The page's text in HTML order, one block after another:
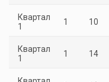
Квартал
1
1 10
Квартал
1
1 14